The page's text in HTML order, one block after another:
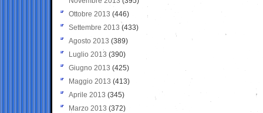
Ottobre 2013 (446)
Settembre 2013 (433)
Agosto 2013 (389)
Luglio 2013 (390)
Giugno 2013 (425)
Maggio 2013 (413)
Aprile 2013 (345)
Marzo 2013 (372)